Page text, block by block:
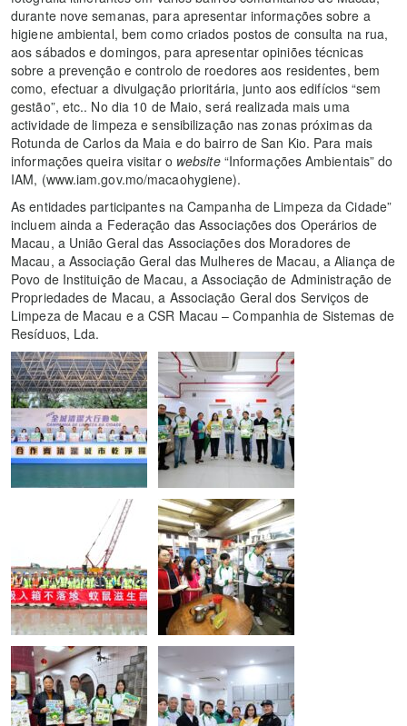
durante nove semanas, para apresentar informações sobre a
higiene ambiental, bem como criados postos de consulta na rua,
aos sábados e domingos, para apresentar opiniões técnicas
sobre a prevenção e controlo de roedores aos residentes, bem
como, efectuar a divulgação prioritária, junto aos edifícios “sem
gestão”, etc.. No dia 10 de Maio, será realizada mais uma
actividade de limpeza e sensibilização nas zonas próximas da
Rotunda de Carlos da Maia e do bairro de San Kio. Para mais
informações queira visitar o website“Informações Ambientais” do
IAM, (www.iam.gov.mo/macaohygiene).
As entidades participantes na Campanha de Limpeza da Cidade”
incluem ainda a Federação das Associações dos Operários de
Macau, a União Geral das Associações dos Moradores de
Macau, a Associação Geral das Mulheres de Macau, a Aliança de
Povo de Instituição de Macau, a Associação de Administração de
Propriedades de Macau, a Associação Geral dos Serviços de
Limpeza de Macau e a CSR Macau – Companhia de Sistemas de
Resíduos, Lda.